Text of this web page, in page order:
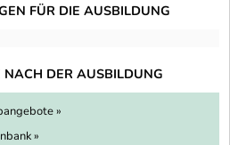
FÜR DIE AUSBILDUNG
DER AUSBILDUNG
»
»